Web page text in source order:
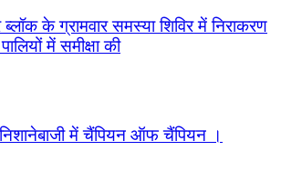
के ग्रामवार समस्या शिविर में निराकरण
में समीक्षा की
में चैंपियन ऑफ चैंपियन ।